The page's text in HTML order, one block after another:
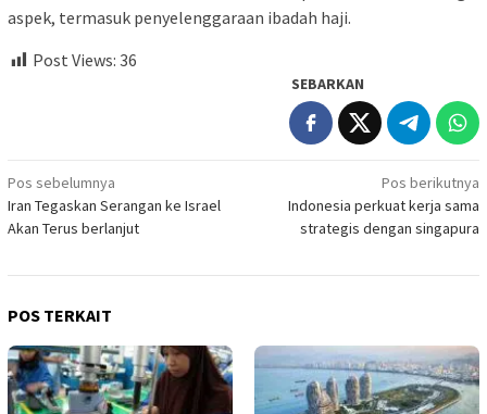
aspek, termasuk penyelenggaraan ibadah haji.
Post Views: 36
SEBARKAN
Navigasi
pos
Pos sebelumnya
Iran Tegaskan Serangan ke Israel
Akan Terus berlanjut
Pos berikutnya
Indonesia perkuat kerja sama
strategis dengan singapura
POS TERKAIT